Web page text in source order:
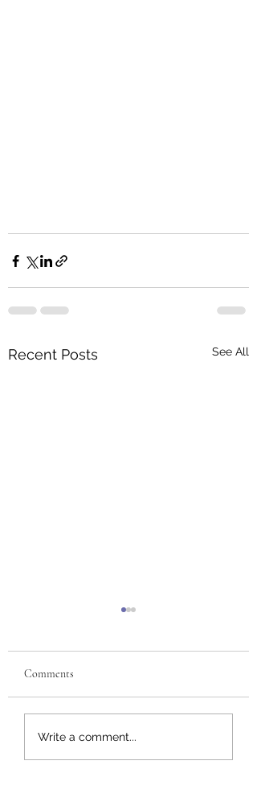
Recent Posts See All
This Season, Tie Is the
Comments
Write a comment...